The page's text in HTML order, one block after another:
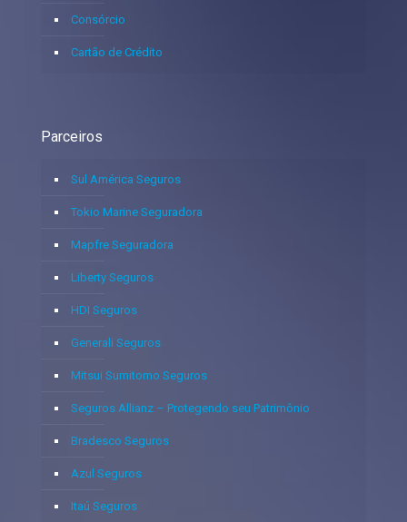
Consórcio
Cartão de Crédito
Parceiros
Sul América Seguros
Tokio Marine Seguradora
Mapfre Seguradora
Liberty Seguros
HDI Seguros
Generali Seguros
Mitsui Sumitomo Seguros
Seguros Allianz – Protegendo seu Patrimônio
Bradesco Seguros
Azul Seguros
Itaú Seguros